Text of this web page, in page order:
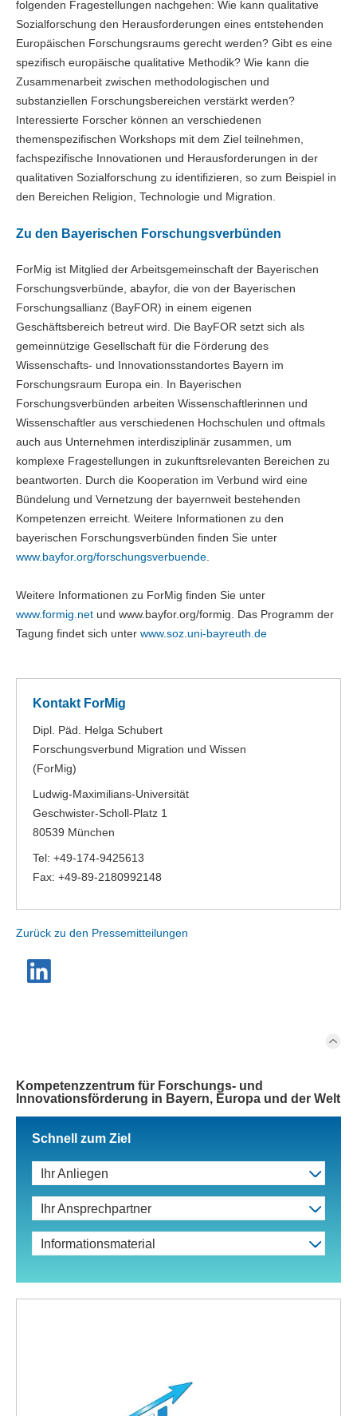
folgenden Fragestellungen nachgehen: Wie kann qualitative
Sozialforschung den Herausforderungen eines entstehenden
Europäischen Forschungsraums gerecht werden? Gibt es eine
spezifisch europäische qualitative Methodik? Wie kann die
Zusammenarbeit zwischen methodologischen und
substanziellen Forschungsbereichen verstärkt werden?
Interessierte Forscher können an verschiedenen
themenspezifischen Workshops mit dem Ziel teilnehmen,
fachspezifische Innovationen und Herausforderungen in der
qualitativen Sozialforschung zu identifizieren, so zum Beispiel in
den Bereichen Religion, Technologie und Migration.
Zu den Bayerischen Forschungsverbünden
ForMig ist Mitglied der Arbeitsgemeinschaft der Bayerischen
Forschungsverbünde, abayfor, die von der Bayerischen
Forschungsallianz (BayFOR) in einem eigenen
Geschäftsbereich betreut wird. Die BayFOR setzt sich als
gemeinnützige Gesellschaft für die Förderung des
Wissenschafts- und Innovationsstandortes Bayern im
Forschungsraum Europa ein. In Bayerischen
Forschungsverbünden arbeiten Wissenschaftlerinnen und
Wissenschaftler aus verschiedenen Hochschulen und oftmals
auch aus Unternehmen interdisziplinär zusammen, um
komplexe Fragestellungen in zukunftsrelevanten Bereichen zu
beantworten. Durch die Kooperation im Verbund wird eine
Bündelung und Vernetzung der bayernweit bestehenden
Kompetenzen erreicht. Weitere Informationen zu den
bayerischen Forschungsverbünden finden Sie unter
www.bayfor.org/forschungsverbuende
Weitere Informationen zu ForMig finden Sie unter
www.formig.net und www.bayfor.org/formig. Das Programm der
Tagung findet sich unter www.soz.uni-bayreuth.de
Kontakt ForMig
Dipl. Päd. Helga Schubert
Forschungsverbund Migration und Wissen
(ForMig)
Ludwig-Maximilians-Universität
Geschwister-Scholl-Platz 1
80539 München
Tel: +49-174-9425613
Fax: +49-89-2180992148
Zurück zu den Pressemitteilungen
Kompetenzzentrum für Forschungs- und
Innovationsförderung in Bayern, Europa und der Welt
Schnell zum Ziel
Ihr Anliegen
Ihr Ansprechpartner
Informationsmaterial